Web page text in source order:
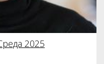
2025